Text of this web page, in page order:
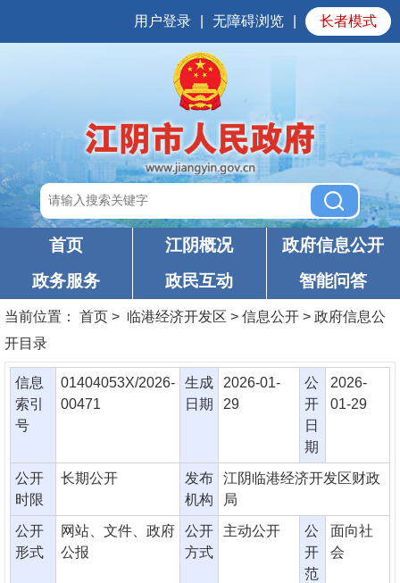
用户登录 无障碍浏览 长者模式
首页 江阴概况
政府信息公开
政务服务
政民互动 智能问答
当前位置： 首页 > 临港经济开发区 > 信息公开 > 政府信息公
开目录
信息
索引
号
01404053X/2026-
00471
生成
日期
2026-01-
29
公
开
日
期
2026-
01-29
公开
时限
长期公开
发布
机构
江阴临港经济开发区财政
局
公开
形式
网站、文件、政府
公报
公开
方式
主动公开
公
开
范
面向社
会